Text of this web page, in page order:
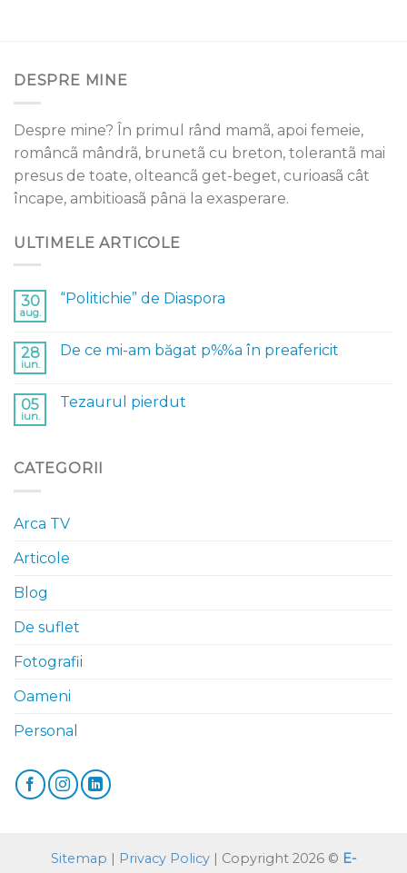
DESPRE MINE
Despre mine? În primul rând mamã, apoi femeie,
româncã mândrã, brunetã cu breton, tolerantã mai
presus de toate, olteancã get-beget, curioasã cât
încape, ambitioasã pânä la exasperare.
ULTIMELE ARTICOLE
30
aug.
“Politichie” de Diaspora
28
iun.
De ce mi-am băgat p%%a în preafericit
05
iun.
Tezaurul pierdut
CATEGORII
Arca TV
Articole
Blog
De suflet
Fotografii
Oameni
Personal
Sitemap Privacy Policy| Copyright 2026 © E-